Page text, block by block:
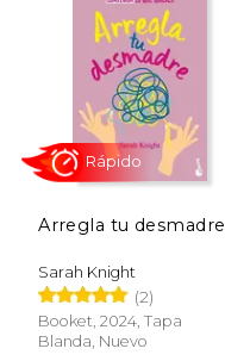
Arregla tu desmadre
Sarah Knight
(2)
Booket, 2024, Tapa
Blanda, Nuevo
Rápido